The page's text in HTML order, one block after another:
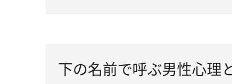
下の名前で呼ぶ男性心理